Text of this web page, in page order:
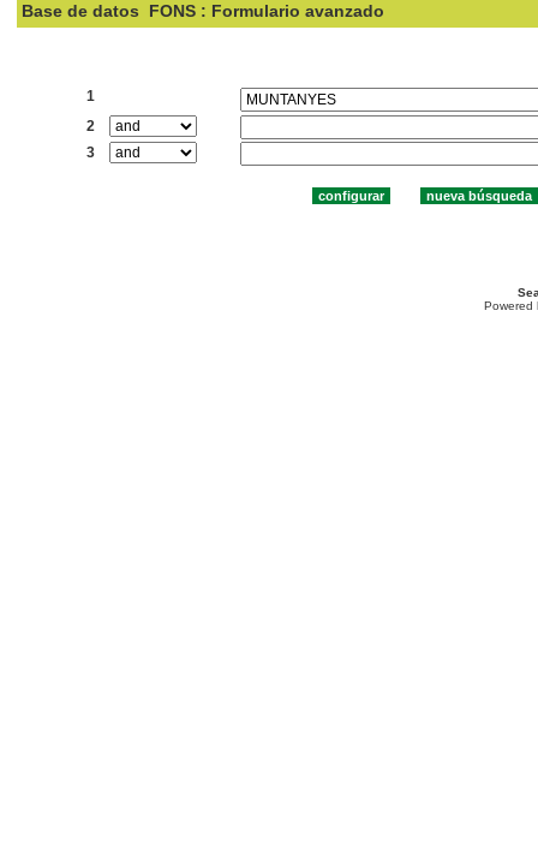
Base de datos FONS : Formulario avanzado
1
2
3